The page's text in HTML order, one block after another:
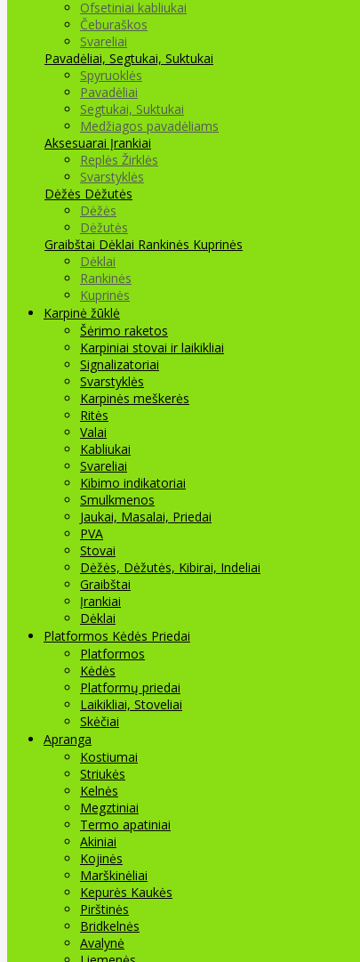
Ofsetiniai kabliukai
Čeburaškos
Svareliai
Pavadėliai, Segtukai, Suktukai
Spyruoklės
Pavadėliai
Segtukai, Suktukai
Medžiagos pavadėliams
Aksesuarai Įrankiai
Replės Žirklės
Svarstyklės
Dėžės Dėžutės
Dėžės
Dėžutės
Graibštai Dėklai Rankinės Kuprinės
Dėklai
Rankinės
Kuprinės
Karpinė žūklė
Šėrimo raketos
Karpiniai stovai ir laikikliai
Signalizatoriai
Svarstyklės
Karpinės meškerės
Ritės
Valai
Kabliukai
Svareliai
Kibimo indikatoriai
Smulkmenos
Jaukai, Masalai, Priedai
PVA
Stovai
Dėžės, Dėžutės, Kibirai, Indeliai
Graibštai
Įrankiai
Dėklai
Platformos Kėdės Priedai
Platformos
Kėdės
Platformų priedai
Laikikliai, Stoveliai
Skėčiai
Apranga
Kostiumai
Striukės
Kelnės
Megztiniai
Termo apatiniai
Akiniai
Kojinės
Marškinėliai
Kepurės Kaukės
Pirštinės
Bridkelnės
Avalynė